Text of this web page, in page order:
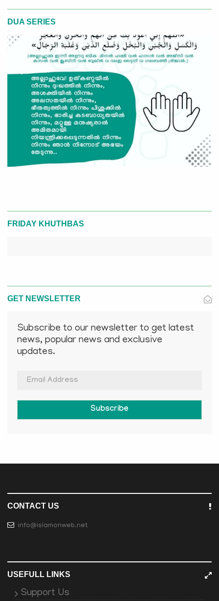
DUA SERIES
FRIDAY KHUTHBAS
GET NEWSLETTER
Subscribe to our newsletter to get latest
news, popular news and exclusive
updates.
Subscribe
CONTACT US
info@islamonweb.net
USEFULL LINKS
Support Us